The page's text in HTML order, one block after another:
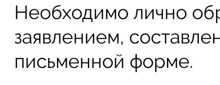
Необходимо лично
заявлением,
письменной форме.